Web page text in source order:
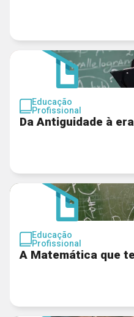
Educação
Profissional
Da Antiguidade à
Educação
Profissional
A Matemática que